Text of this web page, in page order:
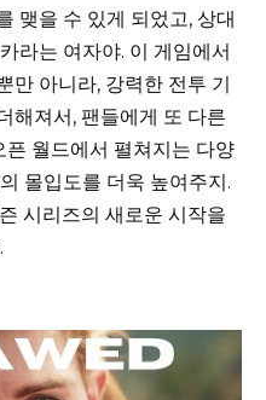
맺을 수 있게 되었고, 상대
라는 여자야. 이 게임에서
만 아니라, 강력한 전투 기
해져서, 팬들에게 또 다른
픈 월드에서 펼쳐지는 다양
몰입도를 더욱 높여주지.
시리즈의 새로운 시작을